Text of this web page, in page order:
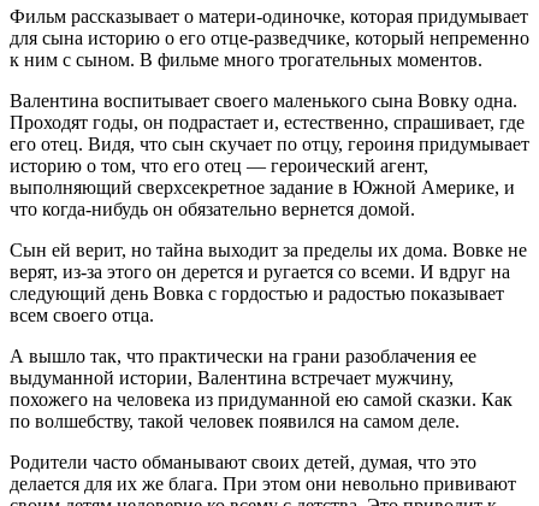
Фильм рассказывает о матери-одиночке, которая придумывает
для сына историю о его отце-разведчике, который непременно
к ним с сыном. В фильме много трогательных моментов.
Валентина воспитывает своего маленького сына Вовку одна.
Проходят годы, он подрастает и, естественно, спрашивает, где
его отец. Видя, что сын скучает по отцу, героиня придумывает
историю о том, что его отец — героический агент,
выполняющий сверхсекретное задание в Южной Америке, и
что когда-нибудь он обязательно вернется домой.
Сын ей верит, но тайна выходит за пределы их дома. Вовке не
верят, из-за этого он дерется и ругается со всеми. И вдруг на
следующий день Вовка с гордостью и радостью показывает
всем своего отца.
А вышло так, что практически на грани разоблачения ее
выдуманной истории, Валентина встречает мужчину,
похожего на человека из придуманной ею самой сказки. Как
по волшебству, такой человек появился на самом деле.
Родители часто обманывают своих детей, думая, что это
делается для их же блага. При этом они невольно прививают